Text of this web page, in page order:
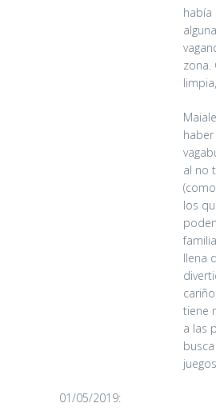
había
zona.
al no
los
llena
tiene
a las
juegos.
01/05/2019: